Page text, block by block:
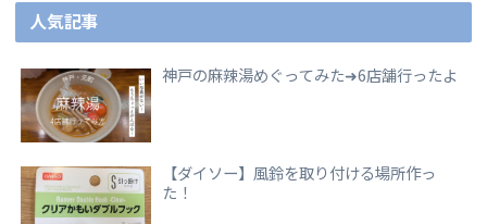
人気記事
神戸の麻辣湯めぐってみた➜6店舗行ったよ
【ダイソー】風鈴を取り付ける場所作っ
た！